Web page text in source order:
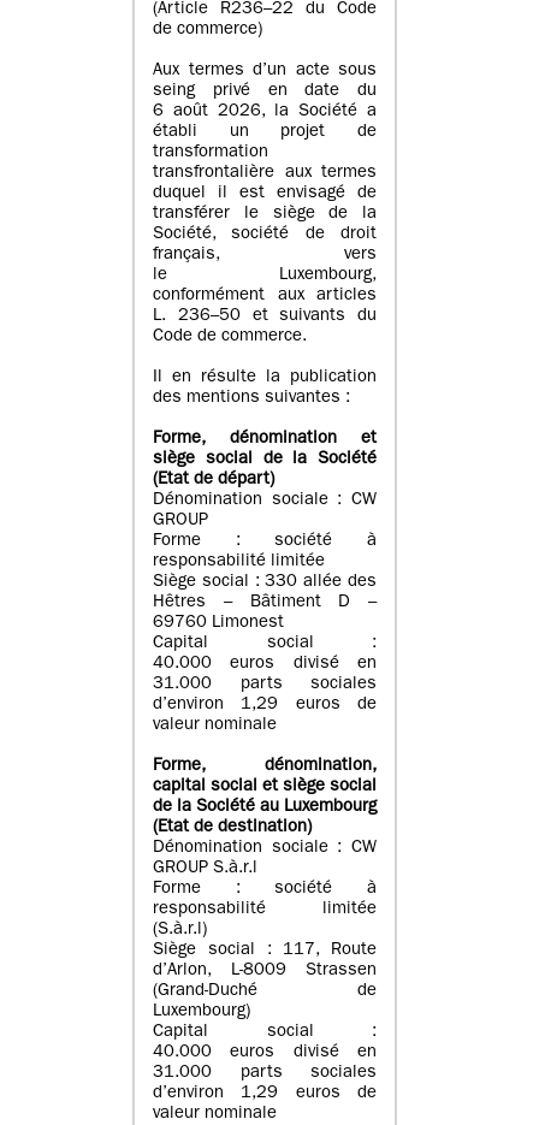
(Article R236–22 du Code
de commerce)
Aux termes d’un acte sous
seing privé en date du
6 août 2026, la Société a
établi un projet de
transformation
transfrontalière aux termes
duquel il est envisagé de
transférer le siège de la
Société, société de droit
français, vers
le Luxembourg,
conformément aux articles
L. 236–50 et suivants du
Code de commerce.
Il en résulte la publication
des mentions suivantes :
Forme, dénomination et
siège social de la Société
(Etatde départ)
Dénomination sociale : CW
GROUP
Forme : société à
responsabilité limitée
Siège social : 330 allée des
Hêtres – Bâtiment D –
69760 Limonest
Capital social :
40.000 euros divisé en
31.000 parts sociales
d’environ 1,29 euros de
valeur nominale
Forme, dénomination,
capital social et siège social
de la Société au Luxembourg
(Etat de destination)
Dénomination sociale : CW
GROUP S.à.r.l
Forme : société à
responsabilité limitée
(S.à.r.l)
Siège social : 117, Route
d’Arlon, L-8009 Strassen
(Grand-Duché de
Luxembourg)
Capital social :
40.000 euros divisé en
31.000 parts sociales
d’environ 1,29 euros de
valeur nominale